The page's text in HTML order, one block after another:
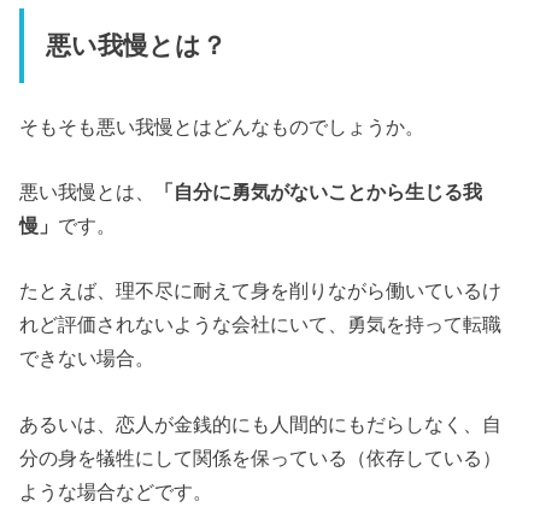
悪い我慢とは？
そもそも悪い我慢とはどんなものでしょうか。
悪い我慢とは、
「自分に勇気がないことから生じる我
慢」 です。
たとえば、理不尽に耐えて身を削りながら働いているけ
れど評価されないような会社にいて、勇気を持って転職
できない場合。
あるいは、恋人が金銭的にも人間的にもだらしなく、自
分の身を犠牲にして関係を保っている（依存している）
ような場合などです。